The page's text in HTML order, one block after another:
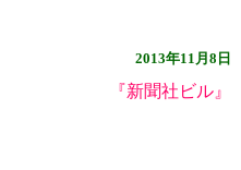
2013年11月8日
『新聞社ビル』